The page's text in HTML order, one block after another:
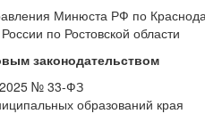
Минюста РФ по
по Ростовской области
законодательством
№ 33-ФЗ
образований края